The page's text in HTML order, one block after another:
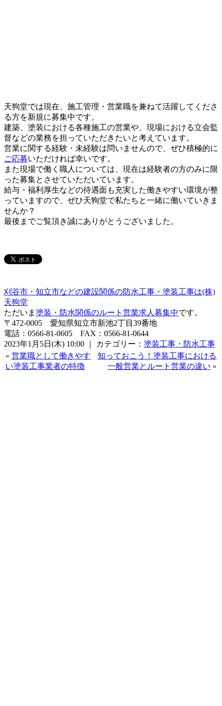
天狗堂では現在、施工管理・営業職を兼ねて活躍してくださ
る方を新規に募集中です。
建築、塗装における各種施工の営業や、現場における立会監
督などの業務を担っていただきたいと考えています。
営業に関する経験・未経験は問いませんので、ぜひ積極的に
ご応募いただければ幸いです。
また現場で働く職人については、現在は経験者の方のみに限
った募集とさせていただいています。
給与・福利厚生などの待遇面も充実した働きやすい環境が整
っていますので、ぜひ天狗堂で私たちと一緒に働いていきま
せんか？
最後までご覧頂き誠にありがとうございました。
刈谷市・知立市などの建設関係の防水工事・塗装工事は(株)
天狗堂
ただいま 塗装・防水関係のルート営業求人募集中です。
〒472-0005 愛知県知立市新池2丁目39番地
電話：0566-81-0605 FAX：0566-81-0644
2023年1月5日(木) 10:00 ｜ カテゴリー： 塗装工事・防水工事
« 営業職として働きやす
い塗装工事業者の特徴
知っておこう！塗装工事における
一般営業とルート営業の違い »